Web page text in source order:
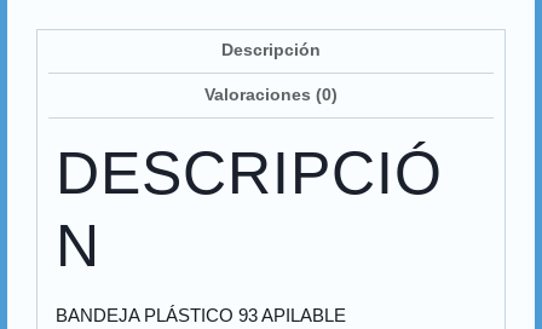
Descripción
Valoraciones (0)
DESCRIPCIÓ
N
BANDEJA PLÁSTICO 93 APILABLE